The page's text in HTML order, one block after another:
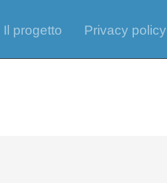
Il progetto Privacy policy